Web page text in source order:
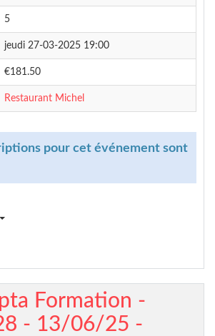
5
jeudi 27-03-2025 19:00
€181.50
Restaurant Michel
pour cet événement sont
Formation -
- 13/06/25 -